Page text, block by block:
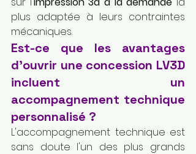
plus adaptée à leurs contraintes
mécaniques.
Est-ce que les avantages
d'ouvrir une concession LV3D
incluent un
accompagnement technique
personnalisé ?
L'accompagnement technique est